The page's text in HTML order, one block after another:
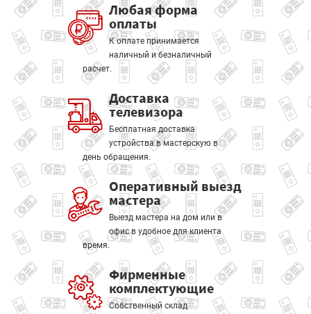
Любая форма
оплаты
К оплате принимается
наличный и безналичный
расчет.
Доставка
телевизора
Бесплатная доставка
устройства в мастерскую в
день обращения.
Оперативный выезд
мастера
Выезд мастера на дом или в
офис в удобное для клиента
время.
Фирменные
комплектующие
Собственный склад